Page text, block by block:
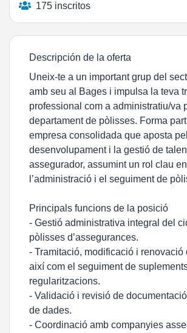
175 inscritos
Descripción de la oferta
Uneix-te a un important grup del
amb seu al Bages i impulsa la teva
professional com a administratiu/va
departament de pòlisses. Forma part
empresa consolidada que aposta pel
desenvolupament i la gestió de
assegurador, assumint un rol clau en
l’administració i el seguiment de
Principals funcions de la posició
- Gestió administrativa integral del
pòlisses d’assegurances.
- Tramitació, modificació i renovació
així com el seguiment de
regularitzacions.
- Validació i revisió de
de dades.
- Coordinació amb companyies